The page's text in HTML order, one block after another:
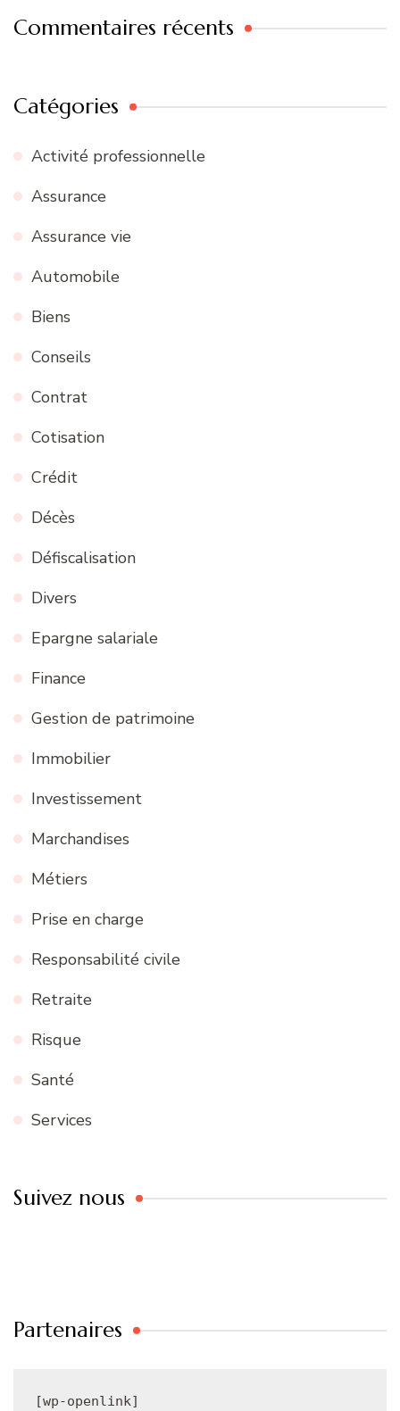
Commentaires récents
Catégories
Activité professionnelle
Assurance
Assurance vie
Automobile
Biens
Conseils
Contrat
Cotisation
Crédit
Décès
Défiscalisation
Divers
Epargne salariale
Finance
Gestion de patrimoine
Immobilier
Investissement
Marchandises
Métiers
Prise en charge
Responsabilité civile
Retraite
Risque
Santé
Services
Suivez nous
Partenaires
[wp-openlink]